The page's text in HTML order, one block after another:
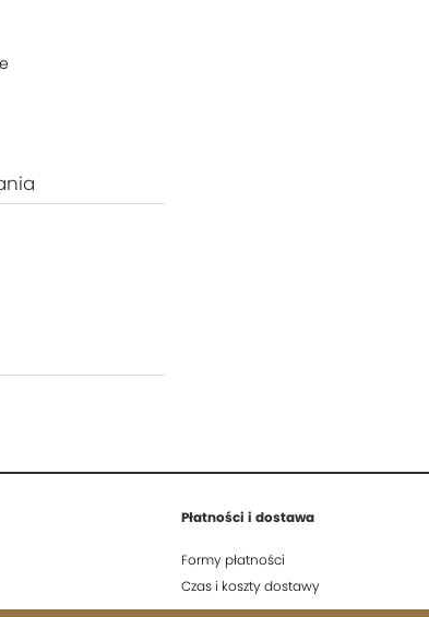
Płatności i dostawa
Formy płatności
Czas i koszty dostawy